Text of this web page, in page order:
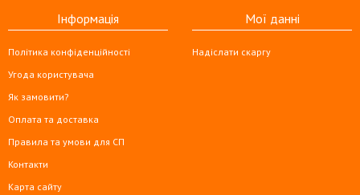
Інформація
Політика конфіденційності
Угода користувача
Як замовити?
Оплата та доставка
Правила та умови для СП
Контакти
Карта сайту
Мої данні
Надіслати скаргу